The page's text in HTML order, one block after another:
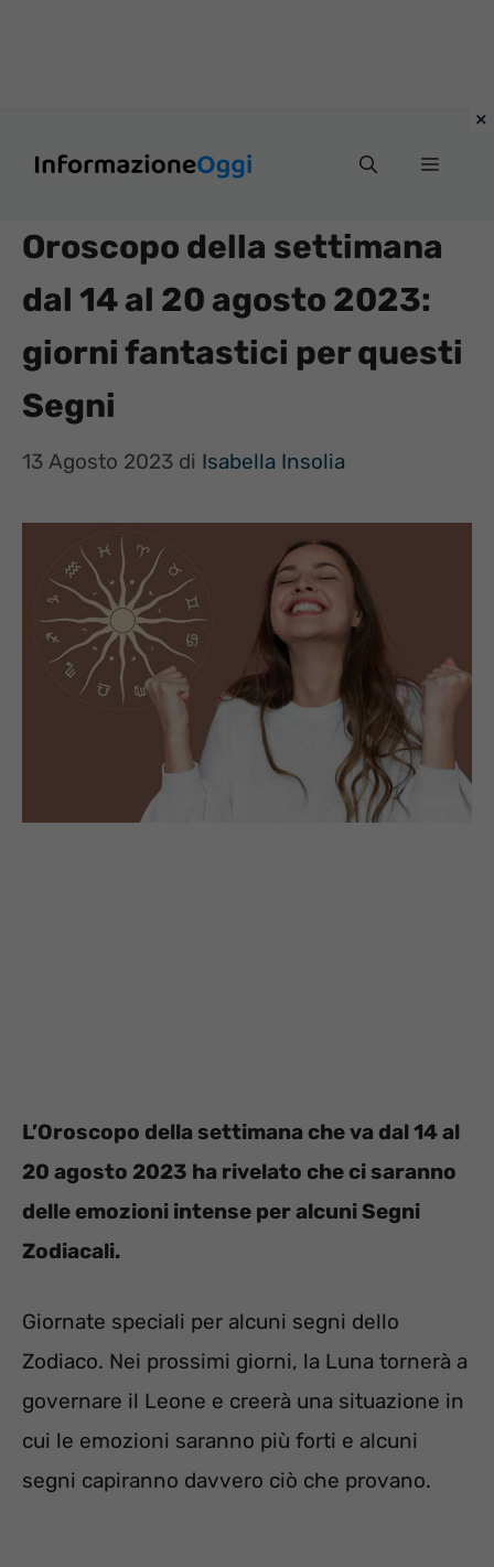
Menu
Oroscopo della settimana
dal 14 al 20 agosto 2023:
giorni fantastici per questi
Segni
13 Agosto 2023 di Isabella Insolia
L’Oroscopo della settimana che va dal 14 al
20 agosto 2023 ha rivelato che ci saranno
delle emozioni intense per alcuni Segni
Zodiacali.
Giornate speciali per alcuni segni dello
Zodiaco. Nei prossimi giorni, la Luna tornerà a
governare il Leone e creerà una situazione in
cui le emozioni saranno più forti e alcuni
segni capiranno davvero ciò che provano.